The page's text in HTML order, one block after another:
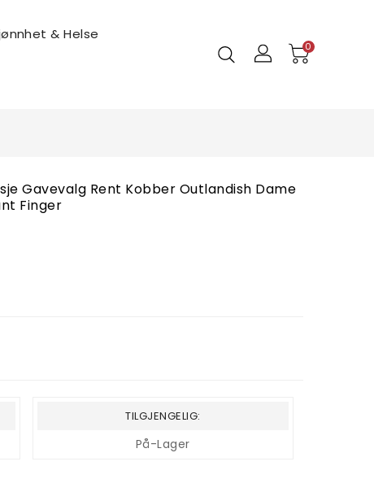
& Helse
0
Gavevalg Rent Kobber Outlandish Dame
Finger
TILGJENGELIG:
På-Lager